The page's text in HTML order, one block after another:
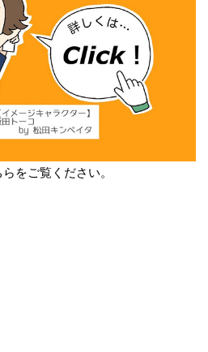
をご覧ください。